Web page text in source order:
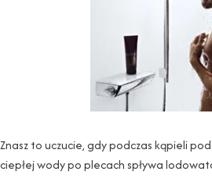
Znasz to uczucie, gdy podczas kąpieli
ciepłej wody po plecach spływa